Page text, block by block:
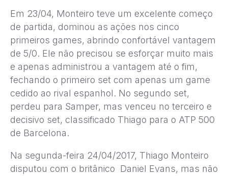
Em 23/04, Monteiro teve um excelente começo
de partida, dominou as ações nos cinco
primeiros games, abrindo confortável vantagem
de 5/0. Ele não precisou se esforçar muito mais
e apenas administrou a vantagem até o fim,
fechando o primeiro set com apenas um game
cedido ao rival espanhol. No segundo set,
perdeu para Samper, mas venceu no terceiro e
decisivo set, classificado Thiago para o ATP 500
de Barcelona.
Na segunda-feira 24/04/2017, Thiago Monteiro
disputou com o britânico Daniel Evans, mas não